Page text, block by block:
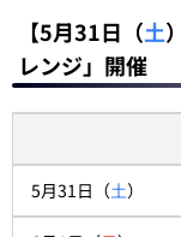
【5月31日（土
レンジ」開催
5月31日（土）